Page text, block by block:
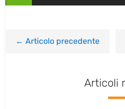
←Articolo precedente
Articoli